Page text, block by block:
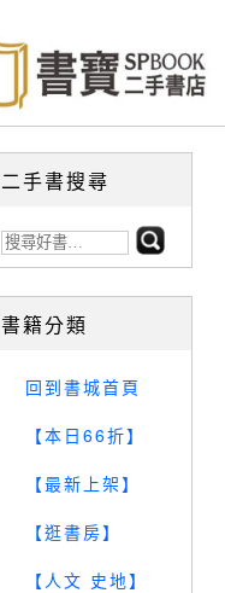
二手書搜尋
書籍分類
回到書城首頁
【本日66折】
【最新上架】
【逛書房】
【人文 史地】